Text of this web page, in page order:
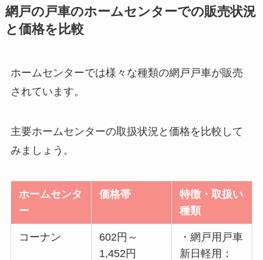
網戸の戸車のホームセンターでの販売状況
と価格を比較
ホームセンターでは様々な種類の網戸戸車が販売
されています。
主要ホームセンターの取扱状況と価格を比較して
みましょう。
ホームセンタ
ー
価格帯
特徴・取扱い
種類
コーナン
602円～
1,452円
・網戸用戸車
新日軽用：